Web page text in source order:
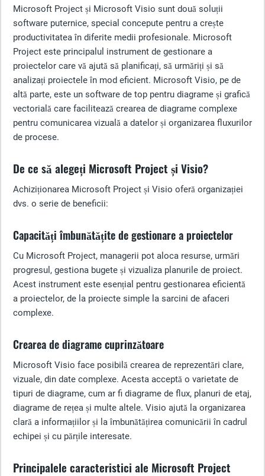
Microsoft Project și Microsoft Visio sunt două soluții
software puternice, special concepute pentru a crește
productivitatea în diferite medii profesionale. Microsoft
Project este principalul instrument de gestionare a
proiectelor care vă ajută să planificați, să urmăriți și să
analizați proiectele în mod eficient. Microsoft Visio, pe de
altă parte, este un software de top pentru diagrame și grafică
vectorială care facilitează crearea de diagrame complexe
pentru comunicarea vizuală a datelor și organizarea fluxurilor
de procese.
De ce să alegeți Microsoft Project și Visio?
Achiziționarea Microsoft Project și Visio oferă organizației
dvs. o serie de beneficii:
Capacități îmbunătățite de gestionare a proiectelor
Cu Microsoft Project, managerii pot aloca resurse, urmări
progresul, gestiona bugete și vizualiza planurile de proiect.
Acest instrument este esențial pentru gestionarea eficientă
a proiectelor, de la proiecte simple la sarcini de afaceri
complexe.
Crearea de diagrame cuprinzătoare
Microsoft Visio face posibilă crearea de reprezentări clare,
vizuale, din date complexe. Acesta acceptă o varietate de
tipuri de diagrame, cum ar fi diagrame de flux, planuri de etaj,
diagrame de rețea și multe altele. Visio ajută la organizarea
clară a informațiilor și la îmbunătățirea comunicării în cadrul
echipei și cu părțile interesate.
Principalele caracteristici ale Microsoft Project